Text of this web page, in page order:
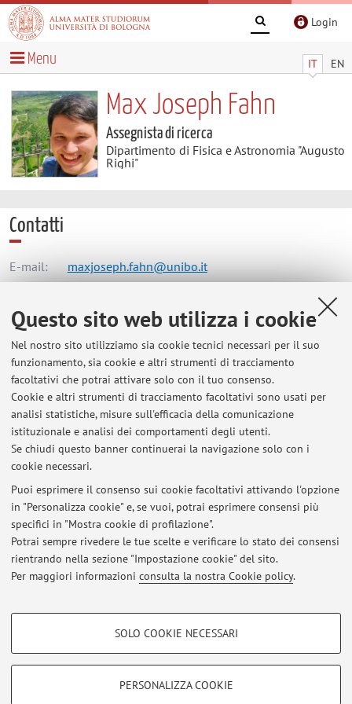
Questo sito web utilizza i cookie
Nel nostro sito utilizziamo sia cookie tecnici necessari per il suo
funzionamento, sia cookie e altri strumenti di tracciamento
facoltativi che potrai attivare solo con il tuo consenso.
Cookie e altri strumenti di tracciamento facoltativi sono usati per
analisi statistiche, misure sull'efficacia della comunicazione
istituzionale e analisi dei comportamenti degli utenti.
Se chiudi questo banner continuerai la navigazione solo con i
cookie necessari.
Puoi esprimere il consenso sui cookie facoltativi attivando l'opzione
in "Personalizza cookie" e, se vuoi, potrai esprimere consensi più
specifici in "Mostra cookie di profilazione".
Potrai sempre rivedere le tue scelte e verificare lo stato dei consensi
rientrando nella sezione "Impostazione cookie" del sito.
Per maggiori informazioni consulta la nostra Cookie policy.
COOKIE DI PROFILAZIONE - FACOLTATIVI
SOLO COOKIE NECESSARI
PERSONALIZZA COOKIE
Login
IT EN
Menu
Max Joseph Fahn
Assegnista di ricerca
Dipartimento di Fisica e Astronomia "Augusto
Righi"
Contatti
E-mail: maxjoseph.fahn@unibo.it
Dipartimento di Fisica e Astronomia "Augusto Righi"
Viale Berti Pichat 6/2, Bologna -Vai alla mappa
Risorse in rete
ORCID
Ultimi avvisi
Al momento non sono presenti avvisi.
Area riservata
Accedi tramiteloginper gestire tutti i contenuti del sito.